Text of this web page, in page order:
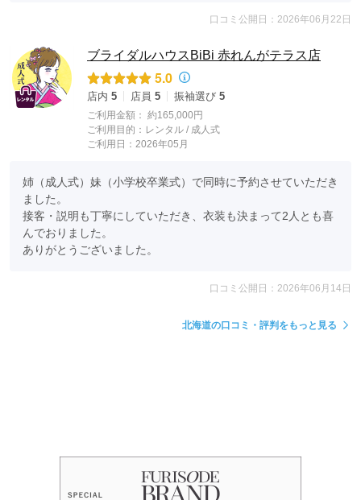
口コミ公開日：2026年06月22日
ブライダルハウスBiBi 赤れんがテラス店
5.0
店内 5 店員 5 振袖選び 5
ご利用金額： 約165,000円
ご利用目的： レンタル / 成人式
ご利用日：2026年05月
姉（成人式）妹（小学校卒業式）で同時に予約させていただき
ました。
接客・説明も丁寧にしていただき、衣装も決まって2人とも喜
んでおりました。
ありがとうございました。
口コミ公開日：2026年06月14日
北海道の口コミ・評判をもっと見る